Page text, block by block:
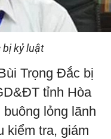
bị kỷ luật
Trọng Đắc bị
tỉnh Hòa
lỏng lãnh
kiểm tra, giám